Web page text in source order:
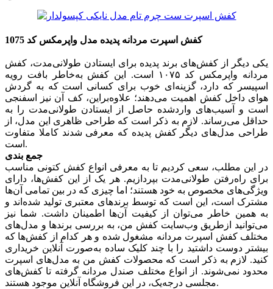
کفش اسپرت مردانه پدیده مدل واپرمکس کد 1075
یکی دیگر از کفش‌های برند پدیده برای ایستادن طولانی‌مدت، کفش
مردانه واپرمکس کد ۱۰۷۵ است. این کفش به‌خاطر بافت رویه
اسپیسر که دارد، گزینه‌ای خوب برای کسانی است که به گردش
هوای داخل کفش اهمیت می‌دهند؛ علاوه‌براین، کف آن نیز اسفنجی
است و آسیب‌های واردشده حاصل از ایستادن طولانی‌مدت را به
حداقل می‌رساند. لازم به ذکر است که طراحی ظاهری این مدل، از
طراحی مدل‌های دیگر کفش پدیده که معرفی شدند کاملا متفاوت
است.
جمع بندی
در این مطلب، سعی کردیم تا به معرفی انواع کفش کتونی مناسب
برای راه‌رفتن طولانی‌مدت بپردازیم. هر یک از این کفش‌ها، دارای
ویژگی‌های مخصوص به خود هستند؛ اما چیزی که در بین تمامی آن‌ها
مشترک است، این است که توسط برندهای معتبری تولید شده‌اند و
به همین خاطر می‌توان از کیفیت آن‌ها اطمینان داشت. شما نیز
می‌توانید ازطریق وب‌سایت کفش من، به بررسی برندها و مدل‌های
مختلف کفش اسپرت مردانه مشغول شده و هر کدام از کفش‌ها که
بیشتر دوست داشتید را با چند کلیک ساده به‌صورت آنلاین خریداری
کنید. لازم به ذکر است که محصولات کفش من به مدل‌های اسپرت
محدود نمی‌شوند. از انواع مختلف صندل مردانه گرفته تا کفش‌های
مجلسی درجه‌یک، در این فروشگاه آنلاین موجود هستند.